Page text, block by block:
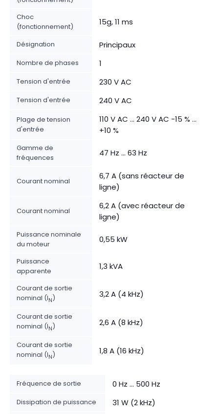
Choc
(fonctionnement)
15g, 11 ms
Désignation Principaux
Nombre de phases 1
Tension d'entrée 230 V AC
Tension d'entrée 240 V AC
Plage de tension
d'entrée
110 V AC ... 240 V AC -15 % ...
+10 %
Gamme de
fréquences
47 Hz ... 63 Hz
Courant nominal
6,7 A (sans réacteur de
ligne)
Courant nominal
6,2 A (avec réacteur de
ligne)
Puissance nominale
du moteur
0,55 kW
Puissance
apparente
1,3 kVA
Courant de sortie
nominal (IN ) 3,2 A (4 kHz)
Courant de sortie
nominal (IN ) 2,6 A (8 kHz)
Courant de sortie
nominal (IN ) 1,8 A (16 kHz)
Fréquence de sortie 0 Hz ... 500 Hz
Dissipation de puissance 31 W (2 kHz)